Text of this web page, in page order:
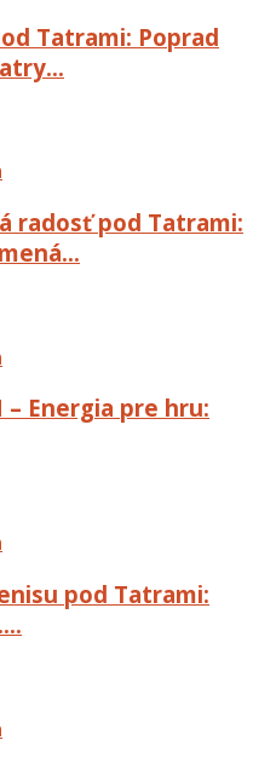
Tatrami: Poprad
radosť pod Tatrami:
– Energia pre hru:
pod Tatrami: